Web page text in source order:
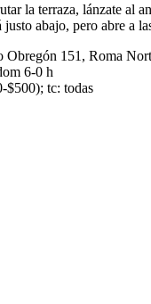
la terraza, lánzate al
abajo, pero abre a
Obregón 151, Roma
6-0 h
$500); tc: todas